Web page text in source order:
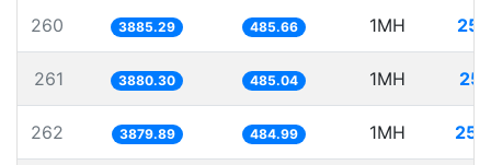
260 3885.29 485.66 1MH
261 3880.30 485.04 1MH
262 3879.89 484.99 1MH